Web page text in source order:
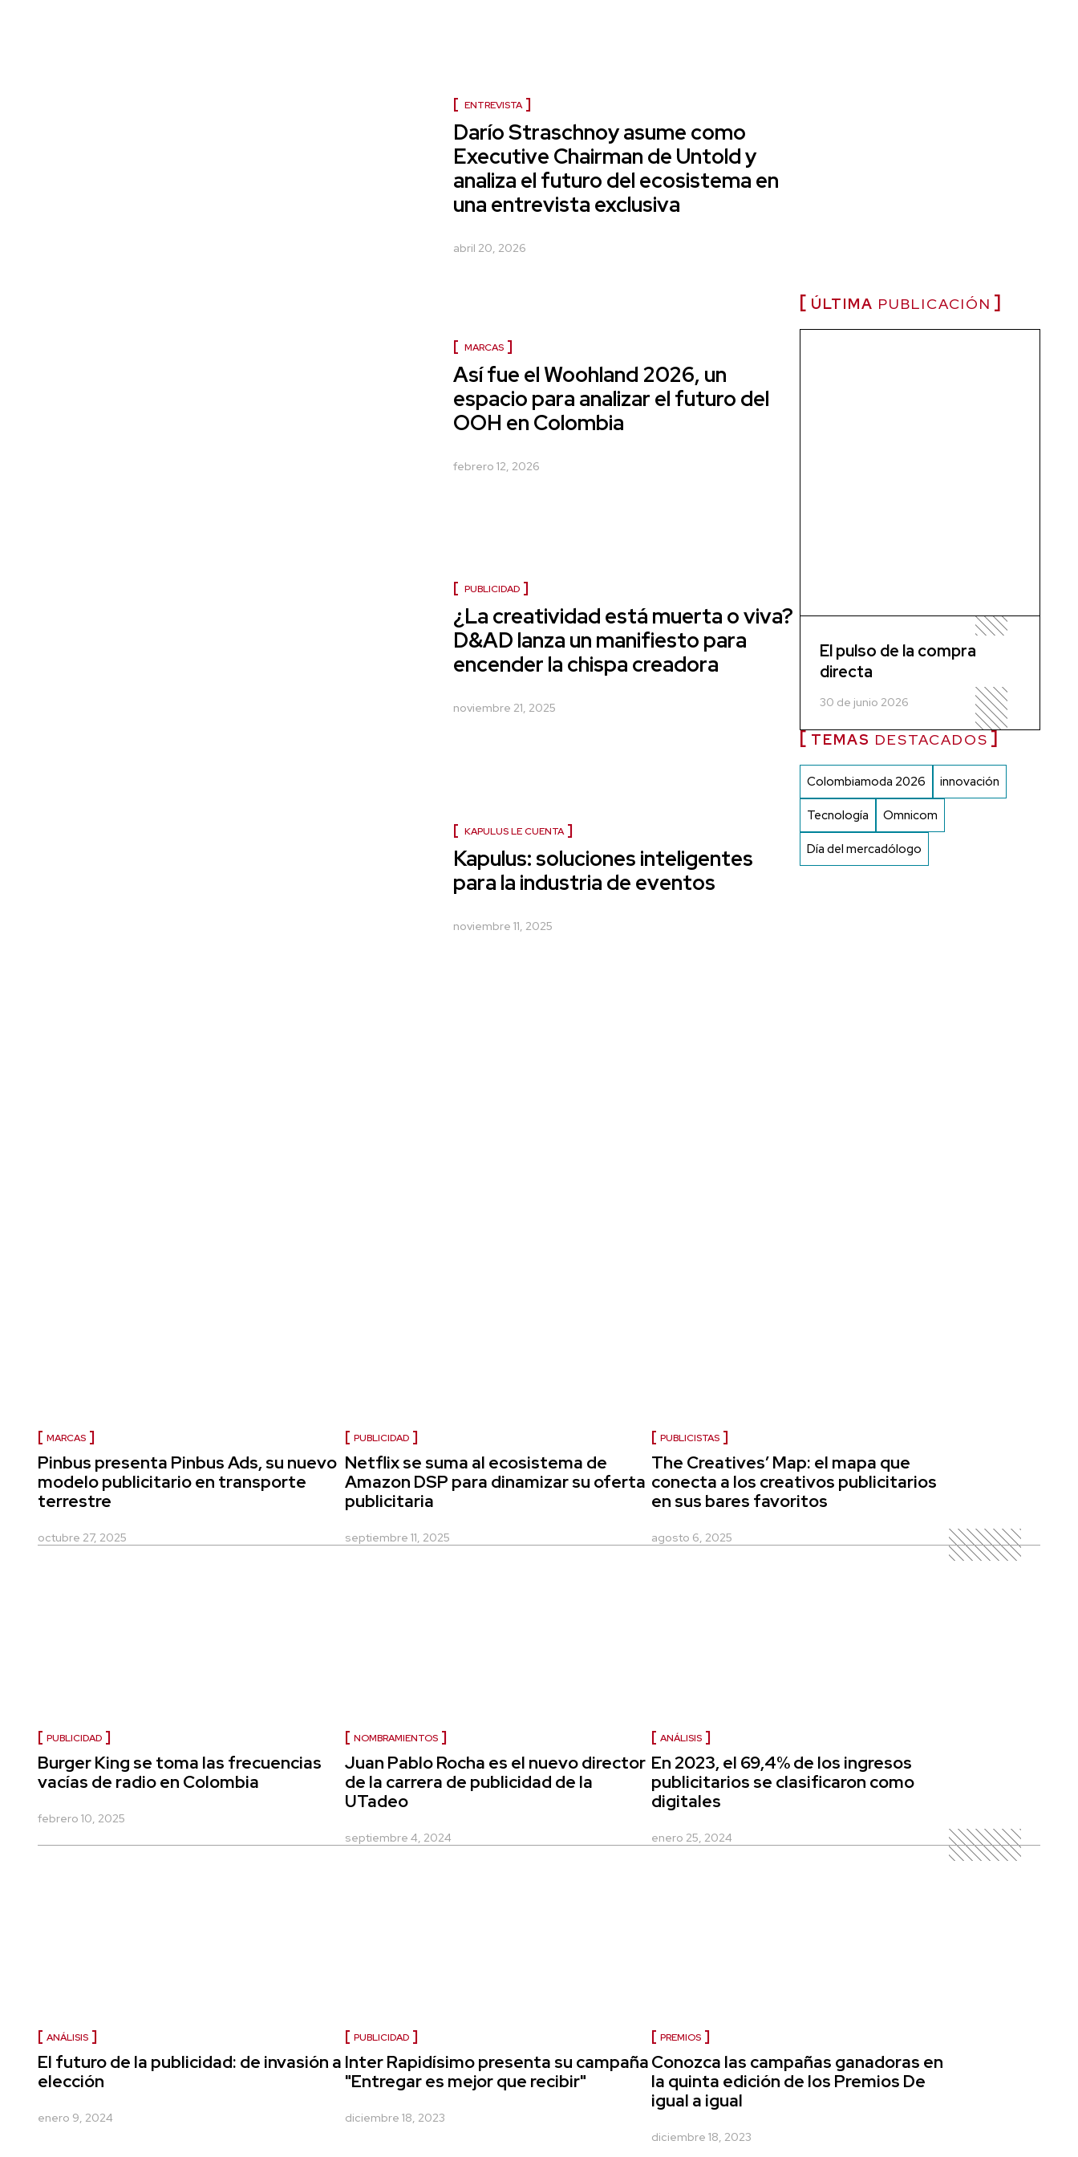
ENTREVISTA
Darío Straschnoy asume como
Executive Chairman de Untold y
analiza el futuro del ecosistema en
una entrevista exclusiva
abril 20, 2026
MARCAS
Así fue el Woohland 2026, un
espacio para analizar el futuro del
OOH en Colombia
febrero 12, 2026
PUBLICIDAD
¿La creatividad está muerta o viva?
D&AD lanza un manifiesto para
encender la chispa creadora
noviembre 21, 2025
KAPULUS LE CUENTA
Kapulus: soluciones inteligentes
para la industria de eventos
noviembre 11, 2025
ÚLTIMA PUBLICACIÓN
El pulso de la compra
directa
30 de junio 2026
TEMAS DESTACADOS
Colombiamoda 2026 innovación
Tecnología Omnicom
Día del mercadólogo
MARCAS
Pinbus presenta Pinbus Ads, su nuevo
modelo publicitario en transporte
terrestre
octubre 27, 2025
PUBLICIDAD
Netflix se suma al ecosistema de
Amazon DSP para dinamizar su oferta
publicitaria
septiembre 11, 2025
PUBLICISTAS
The Creatives’ Map: el mapa que
conecta a los creativos publicitarios
en sus bares favoritos
agosto 6, 2025
PUBLICIDAD
Burger King se toma las frecuencias
vacías de radio en Colombia
febrero 10, 2025
NOMBRAMIENTOS
Juan Pablo Rocha es el nuevo director
de la carrera de publicidad de la
UTadeo
septiembre 4, 2024
ANÁLISIS
En 2023, el 69,4% de los ingresos
publicitarios se clasificaron como
digitales
enero 25, 2024
ANÁLISIS
El futuro de la publicidad: de invasión a
elección
enero 9, 2024
PUBLICIDAD
Inter Rapidísimo presenta su campaña
"Entregar es mejor que recibir"
diciembre 18, 2023
PREMIOS
Conozca las campañas ganadoras en
la quinta edición de los Premios De
igual a igual
diciembre 18, 2023